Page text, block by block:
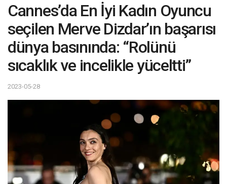
Cannes’da En İyi Kadın Oyuncu
seçilen Merve Dizdar’ın başarısı
dünya basınında: “Rolünü
sıcaklık ve incelikle yüceltti”
2023-05-28